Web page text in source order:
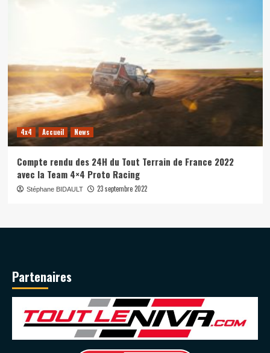
4x4 Accueil News
Compte rendu des 24H du Tout Terrain de France 2022
avec la Team 4×4 Proto Racing
Stéphane BIDAULT 23 septembre 2022
Partenaires